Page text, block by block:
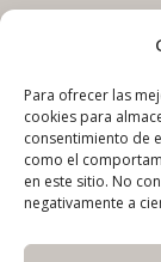
Para ofrecer las
cookies para
consentimiento de
como el
en este sitio. No
negativamente a
Av. de Béjar,
08225
Diseñado por: